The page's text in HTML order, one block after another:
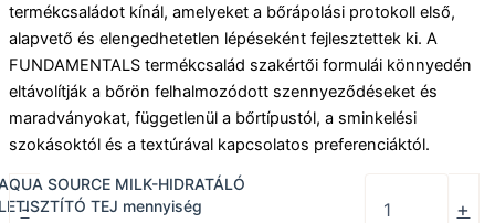
termékcsaládot kínál, amelyeket a bőrápolási protokoll első,
alapvető és elengedhetetlen lépéseként fejlesztettek ki. A
FUNDAMENTALS termékcsalád szakértői formulái könnyedén
eltávolítják a bőrön felhalmozódott szennyeződéseket és
maradványokat, függetlenül a bőrtípustól, a sminkelési
szokásoktól és a textúrával kapcsolatos preferenciáktól.
-
SOURCE MILK-HIDRATÁLÓ
TEJ mennyiség
+